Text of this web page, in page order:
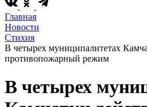
Главная
Новости
Стихия
В четырех муниципалитетах
противопожарный режим
В четырех